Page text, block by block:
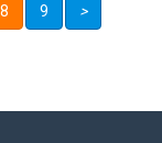
8 9 >